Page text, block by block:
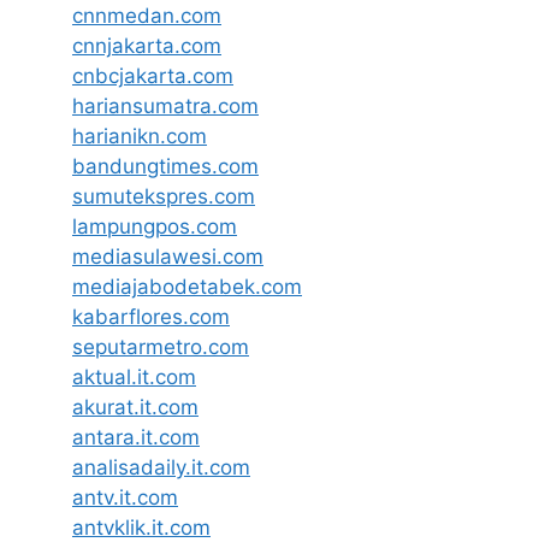
cnnmedan.com
cnnjakarta.com
cnbcjakarta.com
hariansumatra.com
harianikn.com
bandungtimes.com
sumutekspres.com
lampungpos.com
mediasulawesi.com
mediajabodetabek.com
kabarflores.com
seputarmetro.com
aktual.it.com
akurat.it.com
antara.it.com
analisadaily.it.com
antv.it.com
antvklik.it.com